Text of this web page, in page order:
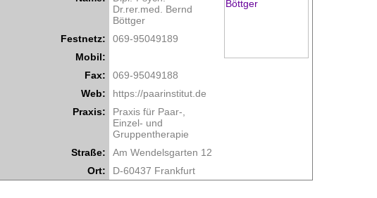
Dr.rer.med. Bernd
Böttger
Festnetz:
069-95049189
Mobil:
Fax:
069-95049188
Web:
https://paarinstitut.de
Praxis:
Praxis für Paar-,
Einzel- und
Gruppentherapie
Straße:
Am Wendelsgarten 12
Ort:
D-60437 Frankfurt